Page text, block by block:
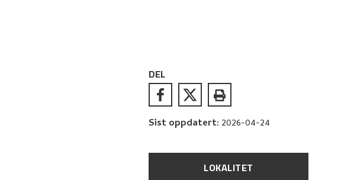
DEL
Sist oppdatert: 2026-04-24
LOKALITET